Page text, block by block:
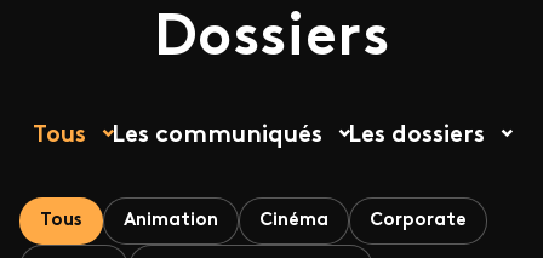
Dossiers
Tous Les communiqués Les dossiers
Tous Animation Cinéma Corporate